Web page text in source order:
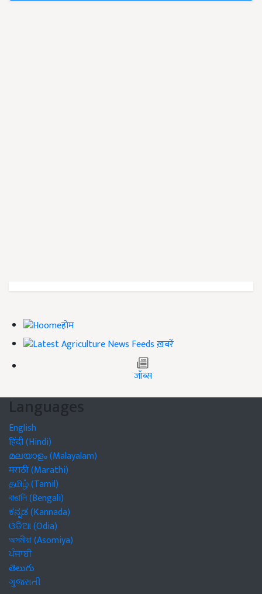
होम
ख़बरें
जॉब्स
Languages
English
हिंदी (Hindi)
മലയാളം (Malayalam)
मराठी (Marathi)
தமிழ் (Tamil)
বাঙালি (Bengali)
ಕನ್ನಡ (Kannada)
ଓଡିଆ (Odia)
অসমীয়া (Asomiya)
ਪੰਜਾਬੀ
తెలుగు
ગુજરાતી